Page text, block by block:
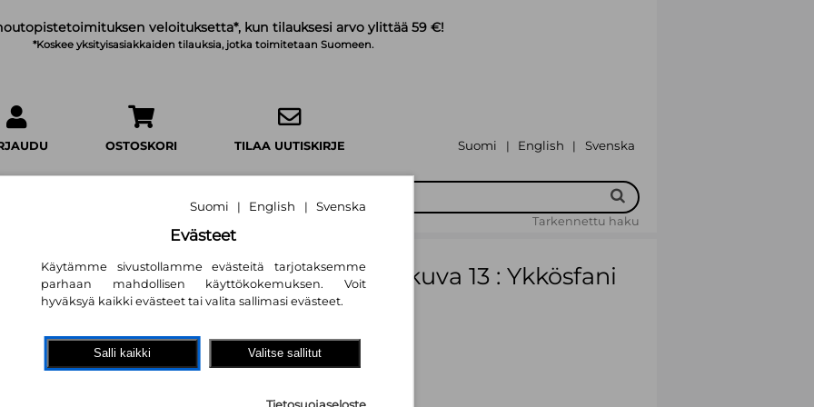
veloituksetta*, kun tilauksesi arvo ylittää 59 €!
*Koskee yksityisasiakkaiden tilauksia, jotka toimitetaan Suomeen.
OSTOSKORI TILAA UUTISKIRJE Suomi | English | Svenska
Tarkennettu haku
Fingerporin koko kuva 13 : Ykkösfani
Pertti Jarla
17,80 €
Suomi | English | Svenska
Evästeet
Käytämme sivustollamme evästeitä tarjotaksemme
parhaan mahdollisen käyttökokemuksen. Voit
hyväksyä kaikki evästeet tai valita sallimasi evästeet.
Salli kaikki Valitse sallitut